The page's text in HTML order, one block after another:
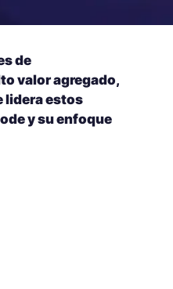
de
valor agregado,
lidera estos
y su enfoque